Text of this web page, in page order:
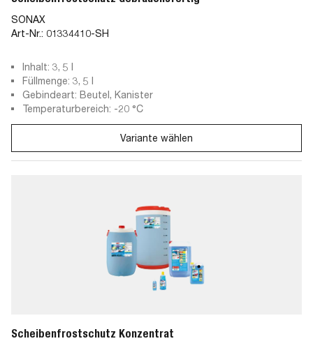
SONAX
Art-Nr.: 01334410-SH
Inhalt: 3, 5 l
Füllmenge: 3, 5 l
Gebindeart: Beutel, Kanister
Temperaturbereich: -20 °C
Variante wählen
Scheibenfrostschutz Konzentrat